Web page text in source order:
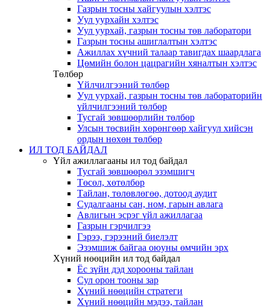
Газрын тосны хайгуулын хэлтэс
Уул уурхайн хэлтэс
Уул уурхай, газрын тосны төв лаборатори
Газрын тосны ашиглалтын хэлтэс
Ажиллах хүчний талаар тавигдах шаардлага
Цөмийн болон цацрагийн хяналтын хэлтэс
Төлбөр
Үйлчилгээний төлбөр
Уул уурхай, газрын тосны төв лабораторийн
үйлчилгээний төлбөр
Тусгай зөвшөөрлийн төлбөр
Улсын төсвийн хөрөнгөөр хайгуул хийсэн
ордын нөхөн төлбөр
ИЛ ТОД БАЙДАЛ
Үйл ажиллагааны ил тод байдал
Тусгай зөвшөөрөл эзэмшигч
Төсөл, хөтөлбөр
Тайлан, төлөвлөгөө, дотоод аудит
Судалгааны сан, ном, гарын авлага
Авлигын эсрэг үйл ажиллагаа
Газрын гэрчилгээ
Гэрээ, гэрээний биелэлт
Эзэмшиж байгаа оюуны өмчийн эрх
Хүний нөөцийн ил тод байдал
Ёс зүйн дэд хорооны тайлан
Сул орон тооны зар
Хүний нөөцийн стратеги
Хүний нөөцийн мэдээ, тайлан